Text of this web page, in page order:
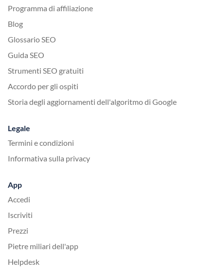
Programma di affiliazione
Blog
Glossario SEO
Guida SEO
Strumenti SEO gratuiti
Accordo per gli ospiti
Storia degli aggiornamenti dell'algoritmo di Google
Legale
Termini e condizioni
Informativa sulla privacy
App
Accedi
Iscriviti
Prezzi
Pietre miliari dell'app
Helpdesk